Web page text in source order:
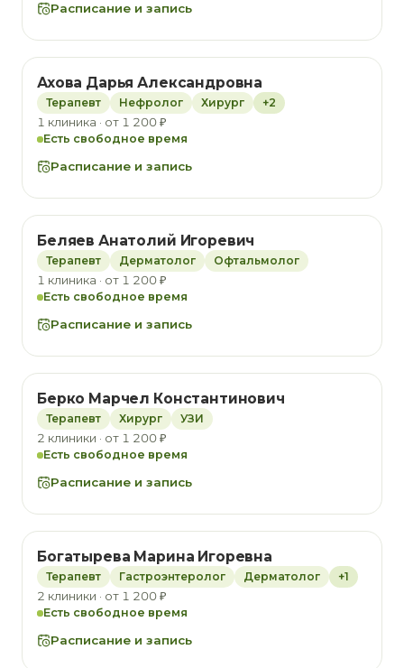
Расписание и запись
Ахова Дарья Александровна
Терапевт Нефролог Хирург +2
1 клиника · от 1 200 ₽
Есть свободное время
Расписание и запись
Беляев Анатолий Игоревич
Терапевт Дерматолог Офтальмолог
1 клиника · от 1 200 ₽
Есть свободное время
Расписание и запись
Берко Марчел Константинович
Терапевт Хирург УЗИ
2 клиники · от 1 200 ₽
Есть свободное время
Расписание и запись
Богатырева Марина Игоревна
Терапевт Гастроэнтеролог Дерматолог +1
2 клиники · от 1 200 ₽
Есть свободное время
Расписание и запись